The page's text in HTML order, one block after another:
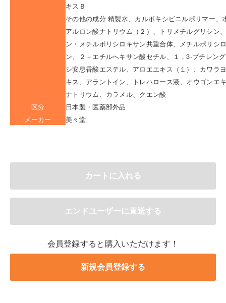
キスＢ
その他の成分 精製水、カルボキシビニルポリマー、
アルロン酸ナトリウム（２）、トリメチルグリシン
ン・メチルポリシロキサン共重合体、メチルポリシ
ン、２－エチルへキサン酸セチル、１，3-ブチレン
シ安息香酸エステル、アロエエキス（１）、カワラ
キス、アラントイン、トレハロース液、オウゴンエ
ナトリウム、カラメル、クエン酸
区分
日本製・医薬部外品
メーカー
美々堂
会員登録すると購入いただけます！